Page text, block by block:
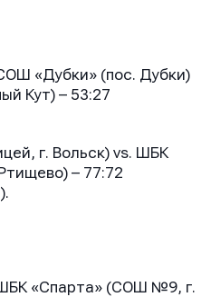
«Дубки» (пос. Дубки)
Кут) – 53:27
г. Вольск) vs. ШБК
– 77:72
«Спарта» (СОШ №9, г.